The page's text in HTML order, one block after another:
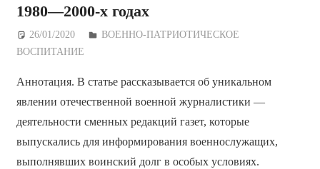
1980—2000-х годах
26/01/2020 Дежурный по Редакции
ВОЕННО-ПАТРИОТИЧЕСКОЕ
ВОСПИТАНИЕ
Аннотация. В статье рассказывается об уникальном
явлении отечественной военной журналистики —
деятельности сменных редакций газет, которые
выпускались для информирования военнослужащих,
выполнявших воинский долг в особых условиях.